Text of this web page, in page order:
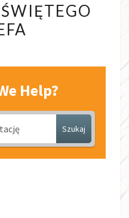
Help?
Szukaj